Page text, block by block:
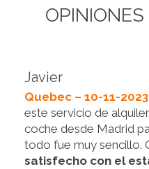
Javier
Quebec – 10-11-
este servicio de
coche desde Madrid
todo fue muy sencillo.
satisfecho con el